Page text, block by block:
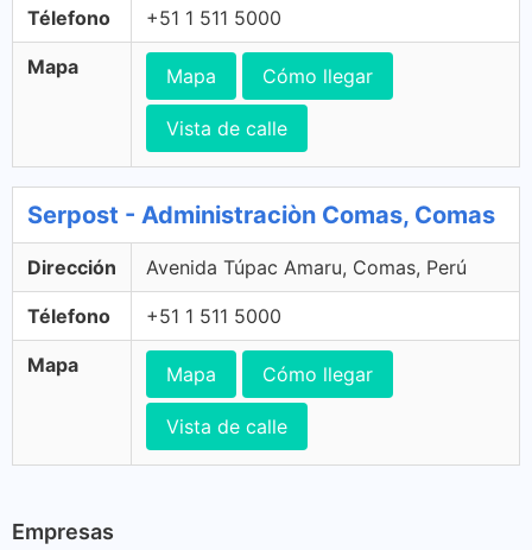
Télefono +51 1 511 5000
Mapa Mapa Cómo llegar
Vista de calle
Serpost - Administraciòn Comas, Comas
Dirección Avenida Túpac Amaru, Comas, Perú
Télefono +51 1 511 5000
Mapa Mapa Cómo llegar
Vista de calle
Empresas